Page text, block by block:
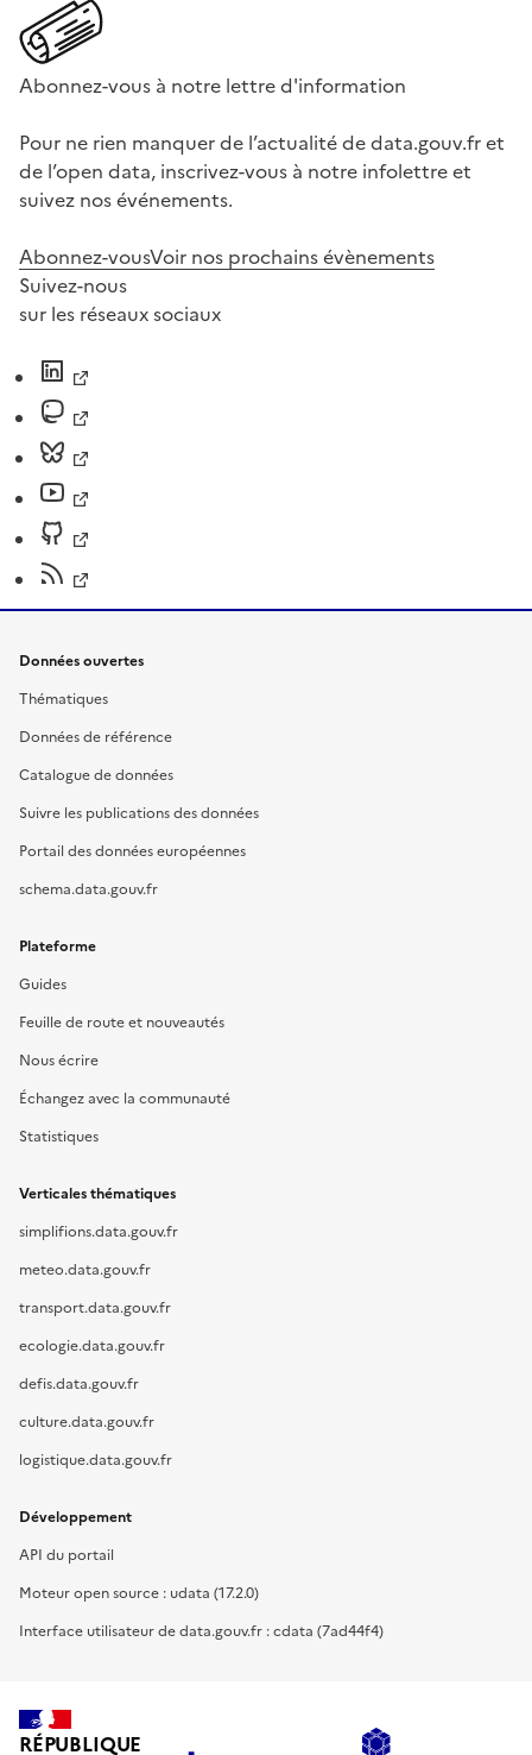
Abonnez-vous à notre lettre d'information
Pour ne rien manquer de l’actualité de data.gouv.fr et
de l’open data, inscrivez-vous à notre infolettre et
suivez nos événements.
Abonnez-vousVoir nos prochains évènements
Suivez-nous
sur les réseaux sociaux
Données ouvertes
Thématiques
Données de référence
Catalogue de données
Suivre les publications des données
Portail des données européennes
schema.data.gouv.fr
Plateforme
Guides
Feuille de route et nouveautés
Nous écrire
Échangez avec la communauté
Statistiques
Verticales thématiques
simplifions.data.gouv.fr
meteo.data.gouv.fr
transport.data.gouv.fr
ecologie.data.gouv.fr
defis.data.gouv.fr
culture.data.gouv.fr
logistique.data.gouv.fr
Développement
API du portail
Moteur open source : udata (17.2.0)
Interface utilisateur de data.gouv.fr : cdata (7ad44f4)
RÉPUBLIQUE